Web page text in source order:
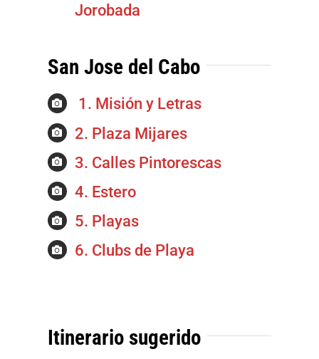
Jorobada
San Jose del Cabo
1. Misión y Letras
2. Plaza Mijares
3. Calles Pintorescas
4. Estero
5. Playas
6. Clubs de Playa
Itinerario sugerido